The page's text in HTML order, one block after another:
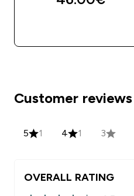
Customer reviews
5 1 4 1 3
OVERALL RATING